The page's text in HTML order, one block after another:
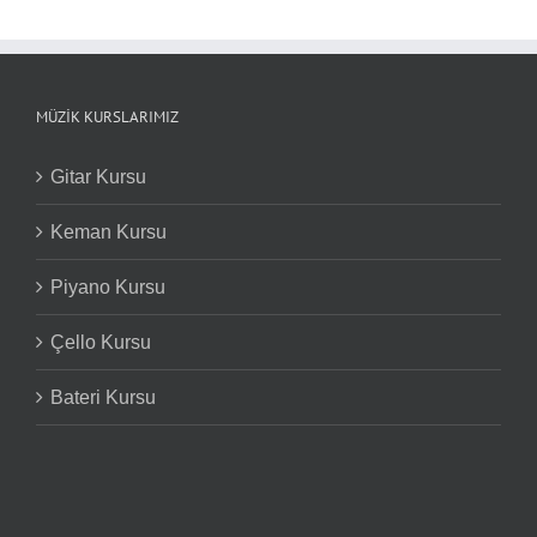
MÜZIK KURSLARIMIZ
Gitar Kursu
Keman Kursu
Piyano Kursu
Çello Kursu
Bateri Kursu